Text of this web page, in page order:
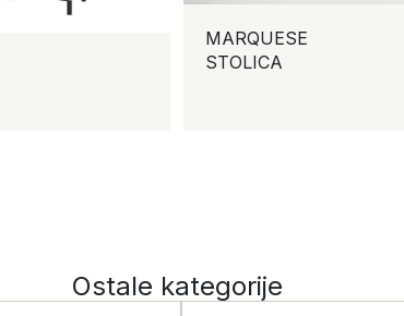
MARQUESE
STOLICA
Ostale kategorije